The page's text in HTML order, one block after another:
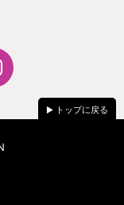
トップに戻る